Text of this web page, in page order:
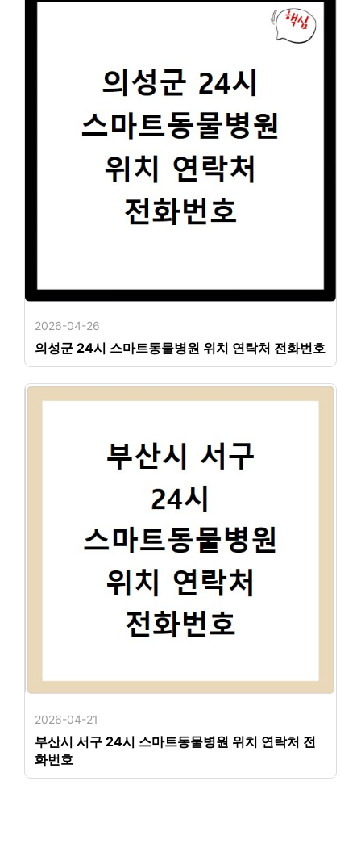
2026-04-26
의성군 24시 스마트동물병원 위치 연락처 전화번호
2026-04-21
부산시 서구 24시 스마트동물병원 위치 연락처 전
화번호